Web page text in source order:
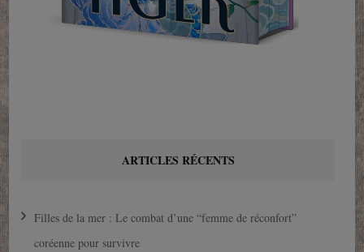
ARTICLES RÉCENTS
Filles de la mer : Le combat d’une “femme de réconfort”
coréenne pour survivre